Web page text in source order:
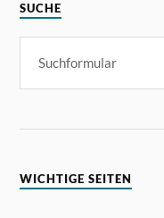
SUCHE
WICHTIGE SEITEN